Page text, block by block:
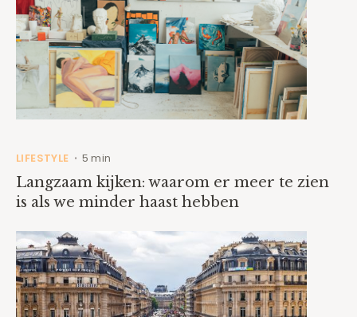
LIFESTYLE • 5 min
Langzaam kijken: waarom er meer te zien
is als we minder haast hebben